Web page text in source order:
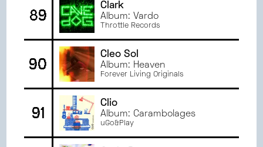
89
Clark
Album: Vardo
Throttle Records
90
Cleo Sol
Album: Heaven
Forever Living Originals
91
Clio
Album: Carambolages
uGo&Play